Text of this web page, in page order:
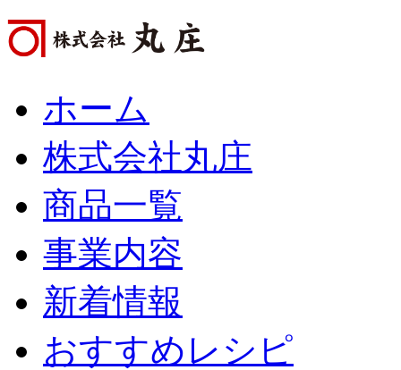
ホーム
株式会社丸庄
商品一覧
事業内容
新着情報
おすすめレシピ